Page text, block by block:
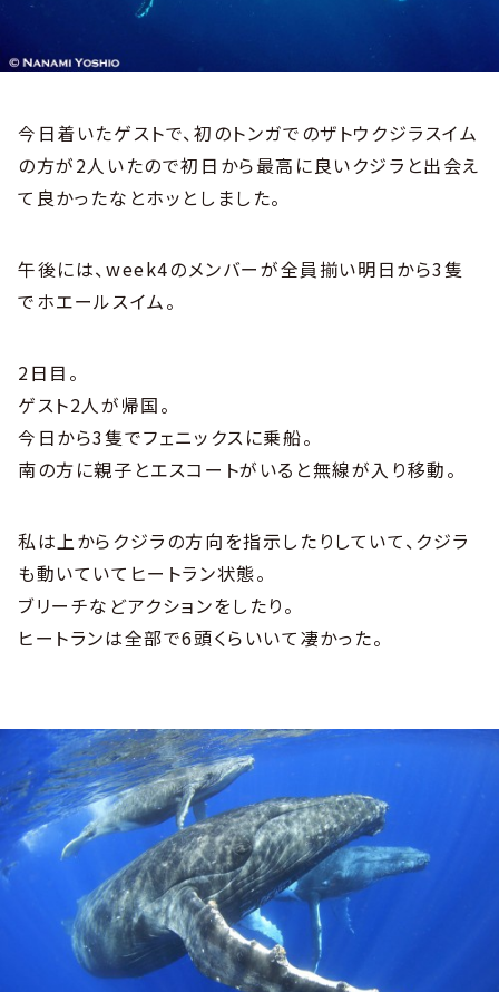
今日着いたゲストで、初のトンガでのザトウクジラスイム
の方が2人いたので初日から最高に良いクジラと出会え
て良かったなとホッとしました。
午後には、week4のメンバーが全員揃い明日から3隻
でホエールスイム。
2日目。
ゲスト2人が帰国。
今日から3隻でフェニックスに乗船。
南の方に親子とエスコートがいると無線が入り移動。
私は上からクジラの方向を指示したりしていて、クジラ
も動いていてヒートラン状態。
ブリーチなどアクションをしたり。
ヒートランは全部で6頭くらいいて凄かった。